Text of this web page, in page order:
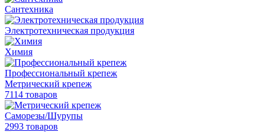
Сантехника
Электротехническая продукция
Химия
Профессиональный крепеж
Метрический крепеж
7114 товаров
Саморезы/Шурупы
2993 товаров